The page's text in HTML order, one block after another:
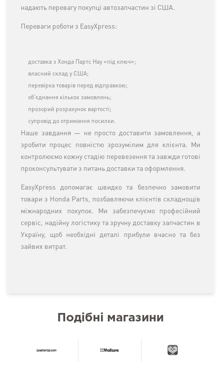
надають перевагу покупці автозапчастин зі США.
Переваги роботи з EasyXpress:
доставка з Хонда Партс Нау «під ключ»;
власний склад у США;
перевірка товарів перед відправкою;
об’єднання кількох замовлень;
прозорий розрахунок вартості;
супровід до отримання посилки.
Наше завдання — не просто доставити замовлення, а
зробити процес повністю зрозумілим для клієнта. Ми
контролюємо кожну стадію перевезення та завжди готові
проконсультувати з питань доставки та оформлення.
EasyXpress допомагає швидко та безпечно замовити
товари з Honda Parts, позбавляючи клієнтів складнощів
міжнародних покупок. Ми забезпечуємо професійний
сервіс, надійну логістику та зручну доставку запчастин в
Україну, щоб необхідні деталі прибули вчасно та без
зайвих витрат.
Подібні магазини